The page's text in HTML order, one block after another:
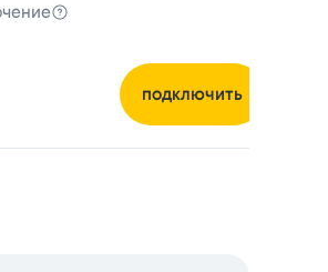
подключить